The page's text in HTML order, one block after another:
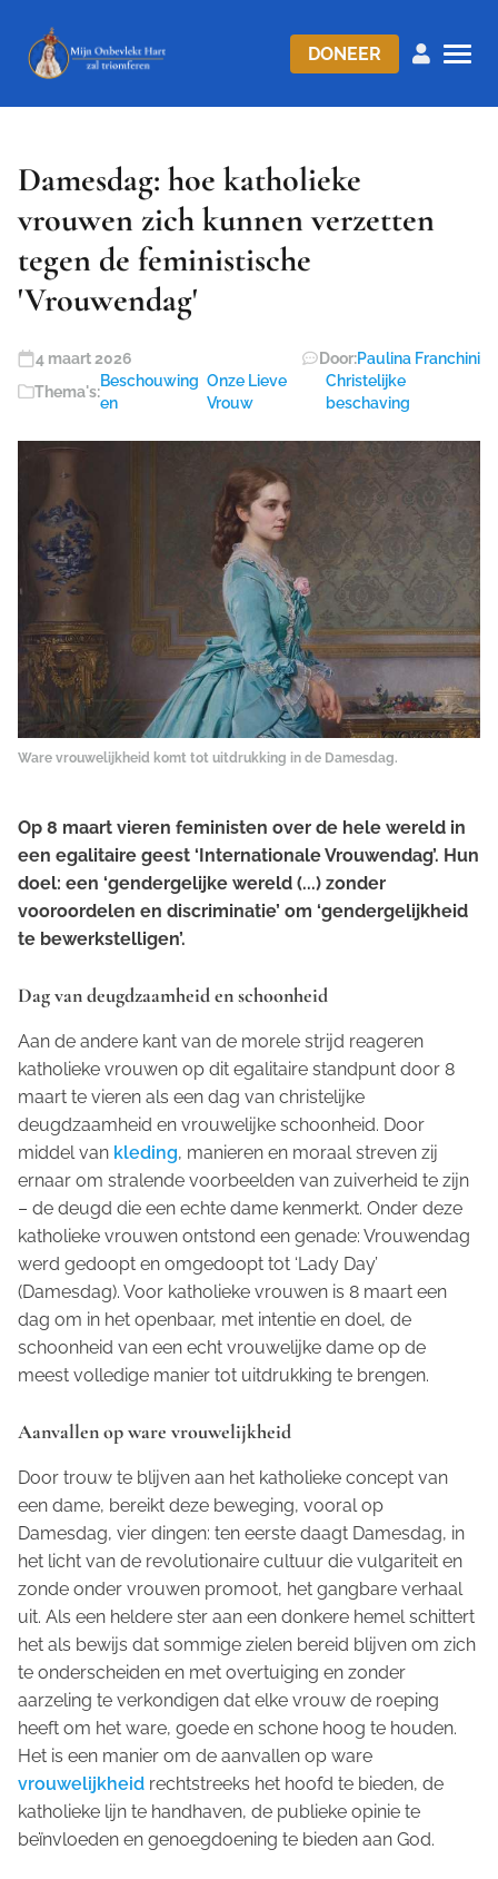
DONEER
Damesdag: hoe katholieke
vrouwen zich kunnen verzetten
tegen de feministische
'Vrouwendag'
4 maart 2026 Door:Paulina Franchini
Thema's:
Beschouwing
en
Onze Lieve
Vrouw
Christelijke
beschaving
Ware vrouwelijkheid komt tot uitdrukking in de Damesdag.
Op 8 maart vieren feministen over de hele wereld in
een egalitaire geest ‘Internationale Vrouwendag’. Hun
doel: een ‘gendergelijke wereld (...) zonder
vooroordelen en discriminatie’ om ‘gendergelijkheid
te bewerkstelligen’.
Dag van deugdzaamheid en schoonheid
Aan de andere kant van de morele strijd reageren
katholieke vrouwen op dit egalitaire standpunt door 8
maart te vieren als een dag van christelijke
deugdzaamheid en vrouwelijke schoonheid. Door
middel van kleding, manieren en moraal streven zij
ernaar om stralende voorbeelden van zuiverheid te zijn
– de deugd die een echte dame kenmerkt. Onder deze
katholieke vrouwen ontstond een genade: Vrouwendag
werd gedoopt en omgedoopt tot ‘Lady Day’
(Damesdag). Voor katholieke vrouwen is 8 maart een
dag om in het openbaar, met intentie en doel, de
schoonheid van een echt vrouwelijke dame op de
meest volledige manier tot uitdrukking te brengen.
Aanvallen op ware vrouwelijkheid
Door trouw te blijven aan het katholieke concept van
een dame, bereikt deze beweging, vooral op
Damesdag, vier dingen: ten eerste daagt Damesdag, in
het licht van de revolutionaire cultuur die vulgariteit en
zonde onder vrouwen promoot, het gangbare verhaal
uit. Als een heldere ster aan een donkere hemel schittert
het als bewijs dat sommige zielen bereid blijven om zich
te onderscheiden en met overtuiging en zonder
aarzeling te verkondigen dat elke vrouw de roeping
heeft om het ware, goede en schone hoog te houden.
Het is een manier om de aanvallen op ware
vrouwelijkheid rechtstreeks het hoofd te bieden, de
katholieke lijn te handhaven, de publieke opinie te
beïnvloeden en genoegdoening te bieden aan God.